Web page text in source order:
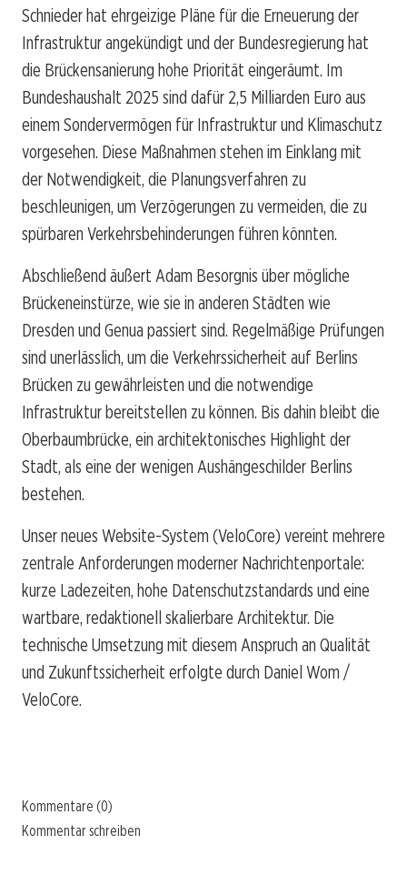
Schnieder hat ehrgeizige Pläne für die Erneuerung der
Infrastruktur angekündigt und der Bundesregierung hat
die Brückensanierung hohe Priorität eingeräumt. Im
Bundeshaushalt 2025 sind dafür 2,5 Milliarden Euro aus
einem Sondervermögen für Infrastruktur und Klimaschutz
vorgesehen. Diese Maßnahmen stehen im Einklang mit
der Notwendigkeit, die Planungsverfahren zu
beschleunigen, um Verzögerungen zu vermeiden, die zu
spürbaren Verkehrsbehinderungen führen könnten.
Abschließend äußert Adam Besorgnis über mögliche
Brückeneinstürze, wie sie in anderen Städten wie
Dresden und Genua passiert sind. Regelmäßige Prüfungen
sind unerlässlich, um die Verkehrssicherheit auf Berlins
Brücken zu gewährleisten und die notwendige
Infrastruktur bereitstellen zu können. Bis dahin bleibt die
Oberbaumbrücke, ein architektonisches Highlight der
Stadt, als eine der wenigen Aushängeschilder Berlins
bestehen.
Unser neues Website-System (VeloCore) vereint mehrere
zentrale Anforderungen moderner Nachrichtenportale:
kurze Ladezeiten, hohe Datenschutzstandards und eine
wartbare, redaktionell skalierbare Architektur. Die
technische Umsetzung mit diesem Anspruch an Qualität
und Zukunftssicherheit erfolgte durch Daniel Wom /
VeloCore.
Kommentare (0)
Kommentar schreiben